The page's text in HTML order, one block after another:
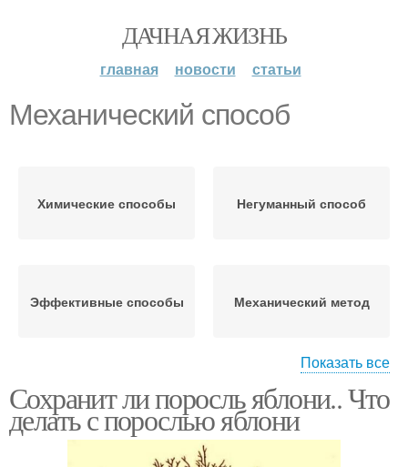
ДАЧНАЯ ЖИЗНЬ
главная новости статьи
Механический способ
Химические способы Негуманный способ
Эффективные способы Механический метод
Термический способ
Показать все
Сохранит ли поросль яблони.. Что
делать с порослью яблони